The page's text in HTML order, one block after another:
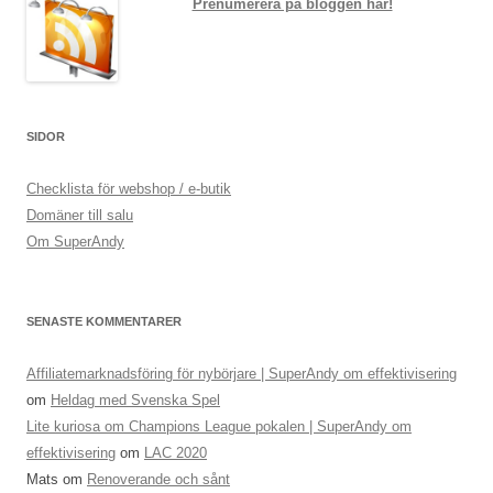
Prenumerera på bloggen här!
SIDOR
Checklista för webshop / e-butik
Domäner till salu
Om SuperAndy
SENASTE KOMMENTARER
Affiliatemarknadsföring för nybörjare | SuperAndy om effektivisering
om Heldag med Svenska Spel
Lite kuriosa om Champions League pokalen | SuperAndy om
effektivisering om LAC 2020
Mats om Renoverande och sånt